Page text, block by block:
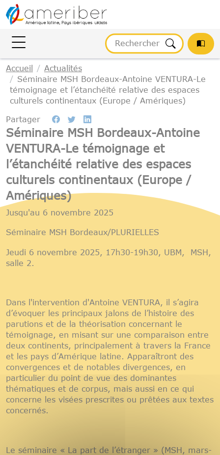
Accueil
Actualités
Séminaire MSH Bordeaux-Antoine VENTURA-Le
témoignage et l’étanchéité relative des espaces
culturels continentaux (Europe / Amériques)
Partager
Séminaire MSH Bordeaux-Antoine
VENTURA-Le témoignage et
l’étanchéité relative des espaces
culturels continentaux (Europe /
Amériques)
Jusqu'au 6 novembre 2025
Séminaire MSH Bordeaux/PLURIELLES
Jeudi 6 novembre 2025, 17h30-19h30, UBM, MSH,
salle 2.
Dans l'intervention d'Antoine VENTURA, il s’agira
d’évoquer les principaux jalons de l’histoire des
parutions et de la théorisation concernant le
témoignage, en misant sur une comparaison entre
deux continents, principalement à travers la France
et les pays d’Amérique latine. Apparaîtront des
convergences et de notables divergences, en
particulier du point de vue des dominantes
thématiques et de corpus, mais aussi en ce qui
concerne les visées prescrites ou prêtées aux textes
concernés.
Le séminaire « La part de l’étranger » (MSH, mars-
Gestion des cookies